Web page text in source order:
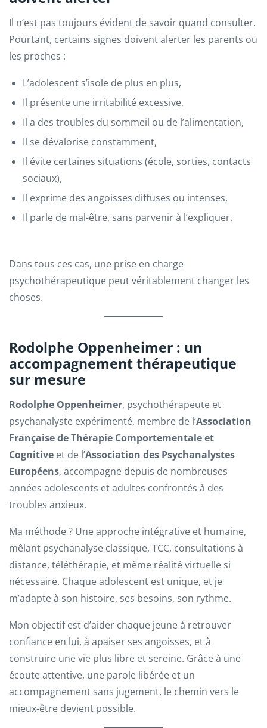
Il n’est pas toujours évident de savoir quand consulter.
Pourtant, certains signes doivent alerter les parents ou
les proches :
L’adolescent s’isole de plus en plus,
Il présente une irritabilité excessive,
Il a des troubles du sommeil ou de l’alimentation,
Il se dévalorise constamment,
Il évite certaines situations (école, sorties, contacts
sociaux),
Il exprime des angoisses diffuses ou intenses,
Il parle de mal-être, sans parvenir à l’expliquer.
Dans tous ces cas, une prise en charge
psychothérapeutique peut véritablement changer les
choses.
Rodolphe Oppenheimer : un
accompagnement thérapeutique
sur mesure
Rodolphe Oppenheimer, psychothérapeute et
psychanalyste expérimenté, membre de l’Association
Française de Thérapie Comportementale et
Cognitive et de l’Association des Psychanalystes
Européens, accompagne depuis de nombreuses
années adolescents et adultes confrontés à des
troubles anxieux.
Ma méthode ? Une approche intégrative et humaine,
mêlant psychanalyse classique, TCC, consultations à
distance, téléthérapie, et même réalité virtuelle si
nécessaire. Chaque adolescent est unique, et je
m’adapte à son histoire, ses besoins, son rythme.
Mon objectif est d’aider chaque jeune à retrouver
confiance en lui, à apaiser ses angoisses, et à
construire une vie plus libre et sereine. Grâce à une
écoute attentive, une parole libérée et un
accompagnement sans jugement, le chemin vers le
mieux-être devient possible.